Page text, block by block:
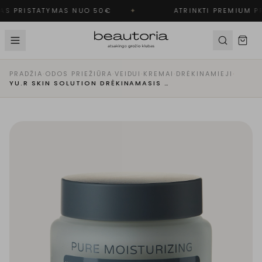
PRISTATYMAS NUO 50€ ✦ ATRINKTI PREMIUM
PRADŽIA·ODOS PRIEŽIŪRA·VEIDUI ·KREMAI ·DRĖKINAMIEJI ·
YU.R SKIN SOLUTION DRĖKINAMASIS KREMAS | PURE MOISTURIZING